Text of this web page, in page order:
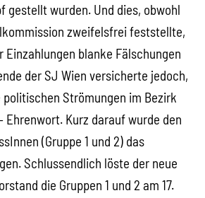
gestellt wurden. Und dies, obwohl
zweifelsfrei feststellte,
Einzahlungen blanke Fälschungen
der SJ Wien versicherte jedoch,
Strömungen im Bezirk
Ehrenwort. Kurz darauf wurde den
(Gruppe 1 und 2) das
Schlussendlich löste der neue
die Gruppen 1 und 2 am 17.